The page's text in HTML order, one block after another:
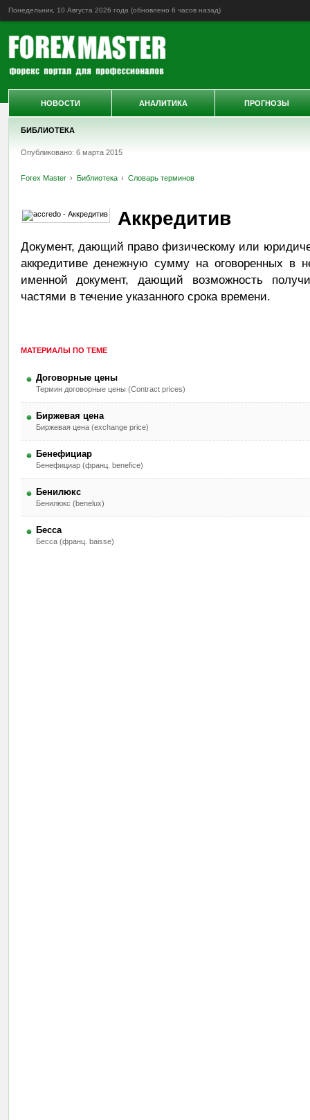
Понедельник, 10 Августа 2026 года (обновлено 6 часов назад)
БИБЛИОТЕКА
Опубликовано: 6 марта 2015
Forex Master Библиотека Словарь терминов
Аккредитив
Документ, дающий право физическому или
аккредитиве денежную сумму на оговоренных в
именной документ, дающий возможность
частями в течение указанного срока времени.
МАТЕРИАЛЫ ПО ТЕМЕ
Договорные цены
Термин договорные цены (Contract prices)
Биржевая цена
Биржевая цена (exchange price)
Бенефициар
Бенефициар (франц. benefice)
Бенилюкс
Бенилюкс (benelux)
Бесса
Бесса (франц. baisse)
НОВОСТИ АНАЛИТИКА ПРОГНОЗЫ